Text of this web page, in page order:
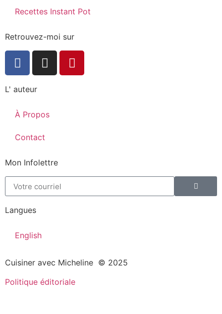
Recettes Instant Pot
Retrouvez-moi sur
L' auteur
À Propos
Contact
Mon Infolettre
Langues
English
Cuisiner avec Micheline © 2025
Politique éditoriale